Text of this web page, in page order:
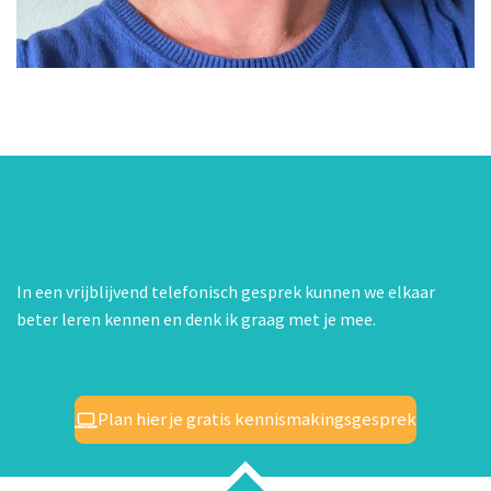
In een vrijblijvend telefonisch gesprek kunnen we elkaar
beter leren kennen en denk ik graag met je mee.
Plan hier je gratis kennismakingsgesprek